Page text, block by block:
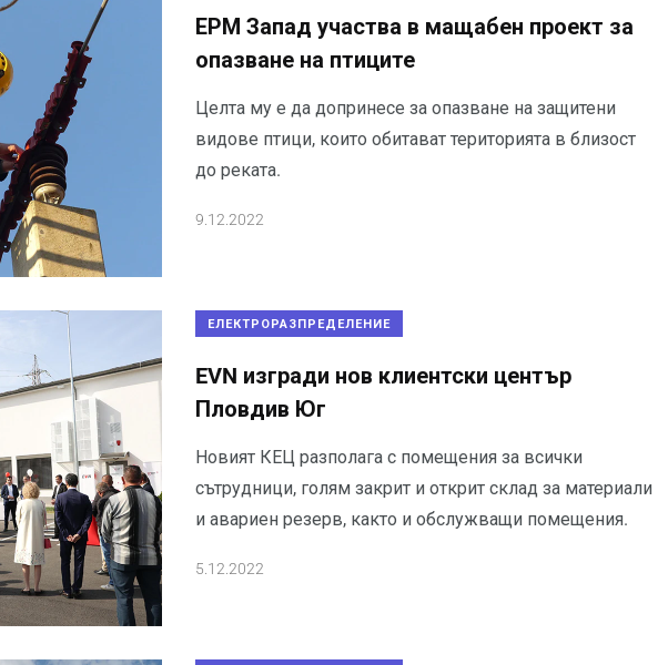
ЕРМ Запад участва в мащабен проект за
опазване на птиците
Целта му е да допринесе за опазване на защитени
видове птици, които обитават територията в близост
до реката.
9.12.2022
ЕЛЕКТРОРАЗПРЕДЕЛЕНИЕ
EVN изгради нов клиентски център
Пловдив Юг
Новият КЕЦ разполага с помещения за всички
сътрудници, голям закрит и открит склад за материали
и авариен резерв, както и обслужващи помещения.
5.12.2022